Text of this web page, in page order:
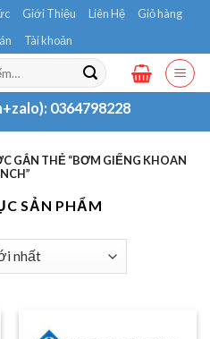
Giới Thiệu Liên Hệ
Giỏ hàng
Tài khoản
0364798228
GẮN THẺ “BƠM GIẾNG KHOAN
SẢN PHẨM